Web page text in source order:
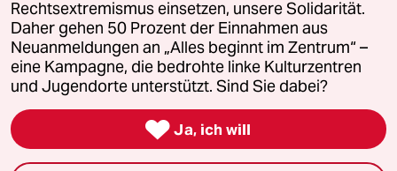
Feedback Redaktionsstatut Kommune-Richtlinien
Leitlinie Informant Datenschutz Impressum AGB
Seitenwende Einwilligungen widerrufen (Ads)
Rechtsextremismus einsetzen, unsere Solidarität.
Daher gehen 50 Prozent der Einnahmen aus
Neuanmeldungen an „Alles beginnt im Zentrum“ –
eine Kampagne, die bedrohte linke Kulturzentren
und Jugendorte unterstützt. Sind Sie dabei?
 Ja, ich will